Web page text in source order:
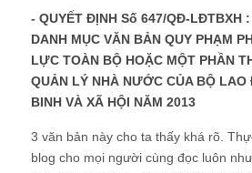
- QUYẾT ĐỊNH Số 647/QĐ-LĐTBXH :
DANH MỤC VĂN BẢN QUY PHẠM
LỰC TOÀN BỘ HOẶC MỘT PHẦN
QUẢN LÝ NHÀ NƯỚC CỦA BỘ
BINH VÀ XÃ HỘI NĂM 2013
3 văn bản này cho ta thấy khá rõ.
blog cho mọi người cùng đọc luôn